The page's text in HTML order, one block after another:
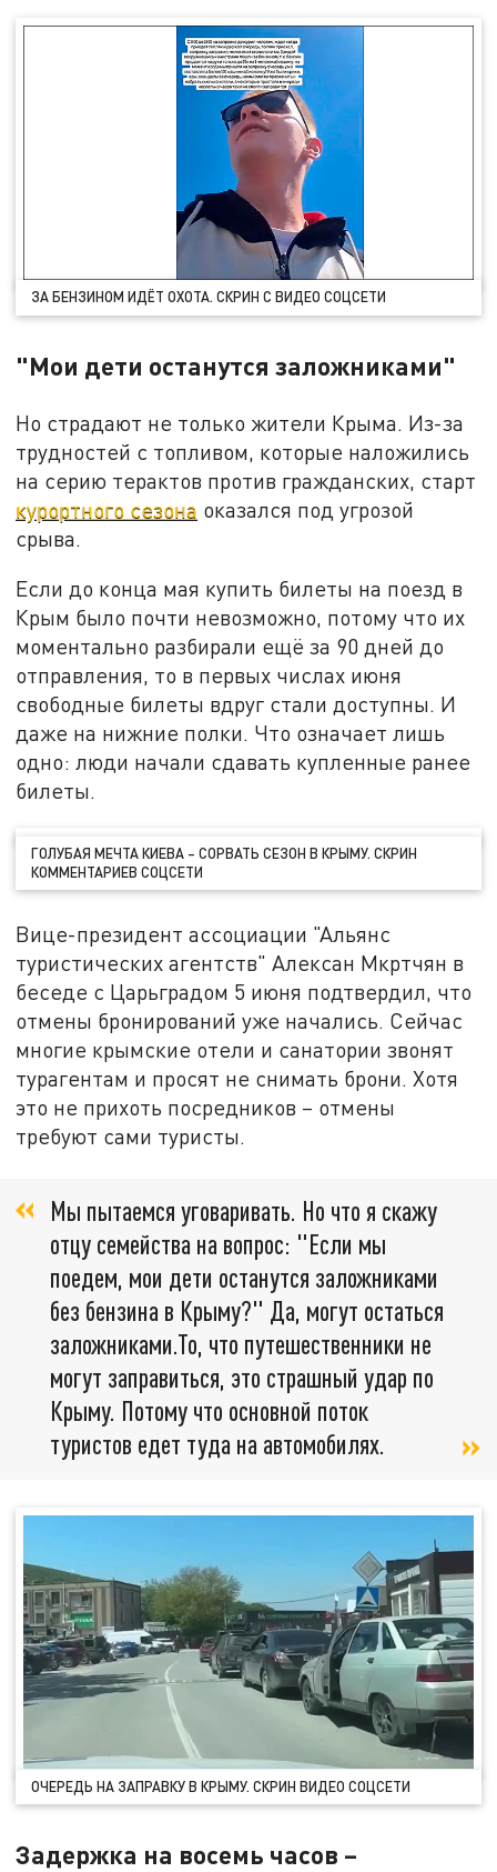
ЗА БЕНЗИНОМ ИДЁТ ОХОТА. СКРИН С ВИДЕО СОЦСЕТИ
"Мои дети останутся заложниками"
Но страдают не только жители Крыма. Из-за
трудностей с топливом, которые наложились
на серию терактов против гражданских, старт
курортного сезона оказался под угрозой
срыва.
Если до конца мая купить билеты на поезд в
Крым было почти невозможно, потому что их
моментально разбирали ещё за 90 дней до
отправления, то в первых числах июня
свободные билеты вдруг стали доступны. И
даже на нижние полки. Что означает лишь
одно: люди начали сдавать купленные ранее
билеты.
ГОЛУБАЯ МЕЧТА КИЕВА – СОРВАТЬ СЕЗОН В КРЫМУ. СКРИН
КОММЕНТАРИЕВ СОЦСЕТИ
Вице-президент ассоциации "Альянс
туристических агентств" Алексан Мкртчян в
беседе с Царьградом 5 июня подтвердил, что
отмены бронирований уже начались. Сейчас
многие крымские отели и санатории звонят
турагентам и просят не снимать брони. Хотя
это не прихоть посредников – отмены
требуют сами туристы.
Мы пытаемся уговаривать. Но что я скажу
отцу семейства на вопрос: "Если мы
поедем, мои дети останутся заложниками
без бензина в Крыму?" Да, могут остаться
заложниками.То, что путешественники не
могут заправиться, это страшный удар по
Крыму. Потому что основной поток
туристов едет туда на автомобилях.
ОЧЕРЕДЬ НА ЗАПРАВКУ В КРЫМУ. СКРИН ВИДЕО СОЦСЕТИ
Задержка на восемь часов –